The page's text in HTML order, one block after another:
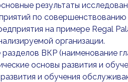
результаты
по
на примере Regal
организации.
ВКР (наименование
основы развития и
и обучения